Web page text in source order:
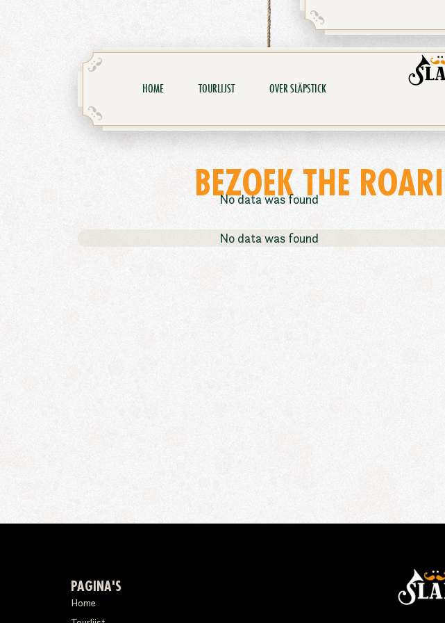
HOME TOURLIJST OVER SLÄPSTICK
BEZOEK THE
No data was found
No data was found
PAGINA'S
Home